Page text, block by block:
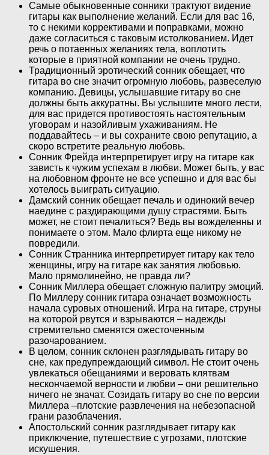
Самые обыкновенные сонники трактуют видение
гитары как выполнение желаний. Если для вас 16,
то с некими коррективами и поправками, можно
даже согласиться с таковым истолкованием. Идет
речь о потаенных желаниях тела, воплотить
которые в приятной компании не очень трудно.
Традиционный эротический сонник обещает, что
гитара во сне значит огромную любовь, развеселую
компанию. Девицы, услышавшие гитару во сне
должны быть аккуратны. Вы услышите много лести,
для вас придется противостоять настоятельным
уговорам и назойливым ухаживаниям. Не
поддавайтесь – и вы сохраните свою репутацию, а
скоро встретите реальную любовь.
Сонник Фрейда интерпретирует игру на гитаре как
зависть к чужим успехам в любви. Может быть, у вас
на любовном фронте не все успешно и для вас бы
хотелось выиграть ситуацию.
Дамский сонник обещает печаль и одинокий вечер
наедине с раздирающими душу страстями. Быть
может, не стоит печалиться? Ведь вы вожделенны и
понимаете о этом. Мало флирта еще никому не
повредили.
Сонник Странника интерпретирует гитару как тело
женщины, игру на гитаре как занятия любовью.
Мало прямолинейно, не правда ли?
Сонник Миллера обещает сложную палитру эмоций.
По Миллеру сонник гитара означает возможность
начала суровых отношений. Игра на гитаре, струны
на которой рвутся и взрываются – надежды
стремительно сменятся ожесточенным
разочарованием.
В целом, сонник склонен разглядывать гитару во
сне, как предупреждающий символ. Не стоит очень
увлекаться обещаниями и веровать клятвам
нескончаемой верности и любви – они решительно
ничего не значат. Созидать гитару во сне по версии
Миллера –плотские развлечения на небезопасной
грани разоблачения.
Апостольский сонник разглядывает гитару как
приключение, путешествие с угрозами, плотские
искушения.